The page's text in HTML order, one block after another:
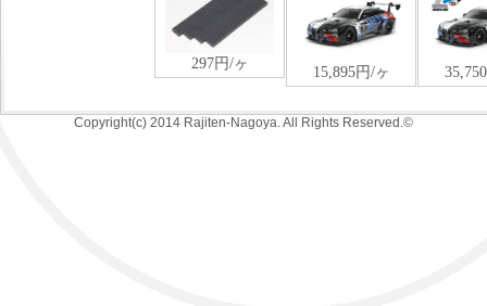
Copyright(c) 2014 Rajiten-Nagoya. All Rights Reserved.©